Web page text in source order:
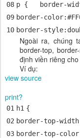
08 p { border-
09 border-color:
10 border-style:
Ngoài ra, chúng
border-top,
định viền riêng
Ví dụ:
view source
print?
01 h1 {
02 border-top-width
03 border-top-color